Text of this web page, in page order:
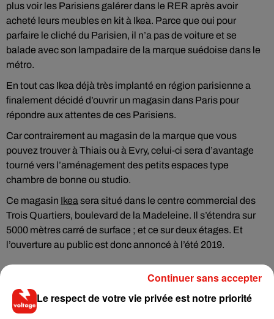
plus voir les Parisiens galérer dans le RER après avoir
acheté leurs meubles en kit à Ikea. Parce que oui pour
parfaire le cliché du Parisien, il n’a pas de voiture et se
balade avec son lampadaire de la marque suédoise dans le
métro.
En tout cas Ikea déjà très implanté en région parisienne a
finalement décidé d’ouvrir un magasin dans Paris pour
répondre aux attentes de ces Parisiens.
Car contrairement au magasin de la marque que vous
pouvez trouver à Thiais ou à Evry, celui-ci sera d’avantage
tourné vers l’aménagement des petits espaces type
chambre de bonne ou studio.
Ce magasin Ikea sera situé dans le centre commercial des
Trois Quartiers, boulevard de la Madeleine. Il s’étendra sur
5000 mètres carré de surface ; et ce sur deux étages. Et
l’ouverture au public est donc annoncé à l’été 2019.
Musique
Le respect de votre vie privée est notre priorité
Continuer sans accepter